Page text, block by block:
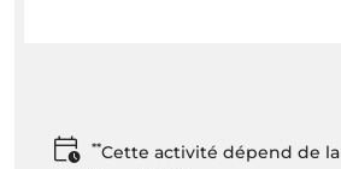
**Cette activité dépend de la